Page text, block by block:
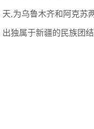
天,为乌鲁木齐和阿克苏
出独属于新疆的民族团结